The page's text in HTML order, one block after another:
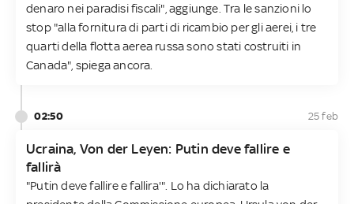
denaro nei paradisi fiscali", aggiunge. Tra le sanzioni lo
stop "alla fornitura di parti di ricambio per gli aerei, i tre
quarti della flotta aerea russa sono stati costruiti in
Canada", spiega ancora.
02:50 25 feb
Ucraina, Von der Leyen: Putin deve fallire e
fallirà
"Putin deve fallire e fallira'". Lo ha dichiarato la